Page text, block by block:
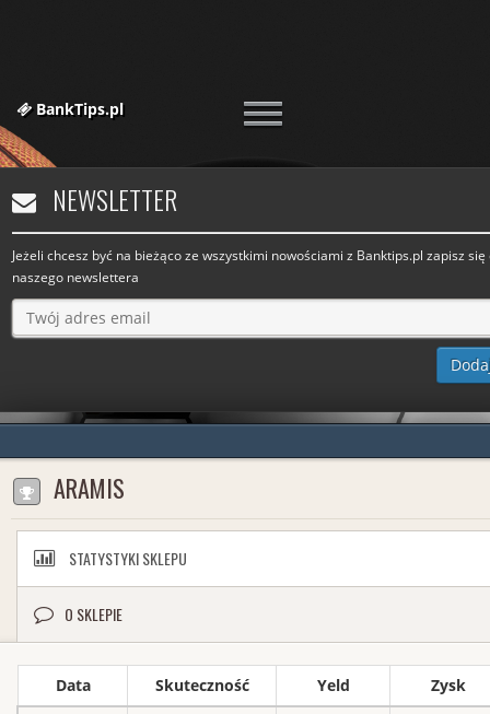
BankTips.pl
NEWSLETTER
Jeżeli chcesz być na bieżąco ze wszystkimi nowościami z Banktips.pl zapisz się
naszego newslettera
ARAMIS
STATYSTYKI SKLEPU
O SKLEPIE
Data Skuteczność Yeld Zysk